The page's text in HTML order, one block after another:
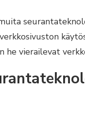
vierailevat